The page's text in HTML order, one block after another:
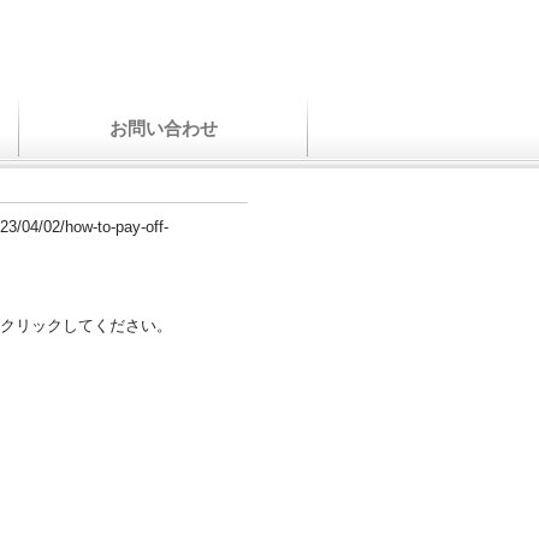
お問い合わせ
04/02/how-to-pay-off-
リックしてください。